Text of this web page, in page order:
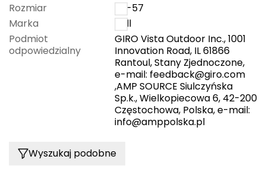
Granger's
Gregory
Rozmiar
50-57
Marka
Bell
Podmiot
odpowiedzialny
GIRO Vista Outdoor Inc., 1001
Innovation Road, IL 61866
Rantoul, Stany Zjednoczone,
e-mail: feedback@giro.com
,AMP SOURCE Siulczyńska
Sp.k., Wielkopiecowa 6, 42-200
Częstochowa, Polska, e-mail:
info@amppolska.pl
Wyszukaj podobne